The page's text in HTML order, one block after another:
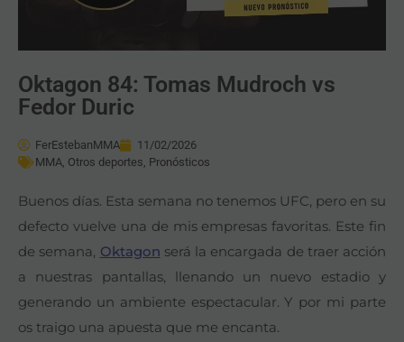
Oktagon 84: Tomas Mudroch vs
Fedor Duric
FerEstebanMMA
11/02/2026
MMA, Otros deportes, Pronósticos
Buenos días. Esta semana no tenemos UFC, pero en su
defecto vuelve una de mis empresas favoritas. Este fin
de semana, Oktagon será la encargada de traer acción
a nuestras pantallas, llenando un nuevo estadio y
generando un ambiente espectacular. Y por mi parte
os traigo una apuesta que me encanta.